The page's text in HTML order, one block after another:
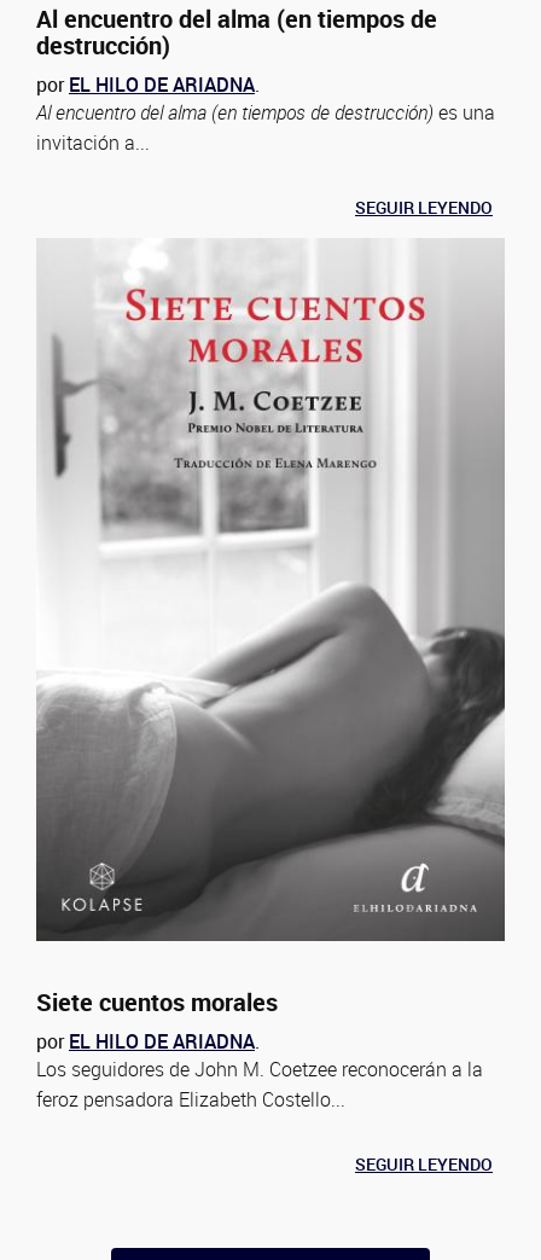
Al encuentro del alma (en tiempos de
destrucción)
porEL HILO DE ARIADNA.
Al encuentro del alma (en tiempos de destrucción) es una
invitación a...
SEGUIR LEYENDO
Siete cuentos morales
porEL HILO DE ARIADNA.
Los seguidores de John M. Coetzee reconocerán a la
feroz pensadora Elizabeth Costello...
SEGUIR LEYENDO